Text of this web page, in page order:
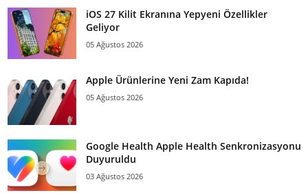
iOS 27 Kilit Ekranına Yepyeni Özellikler
Geliyor
05 Ağustos 2026
Apple Ürünlerine Yeni Zam Kapıda!
05 Ağustos 2026
Google Health Apple Health Senkronizasyonu
Duyuruldu
03 Ağustos 2026